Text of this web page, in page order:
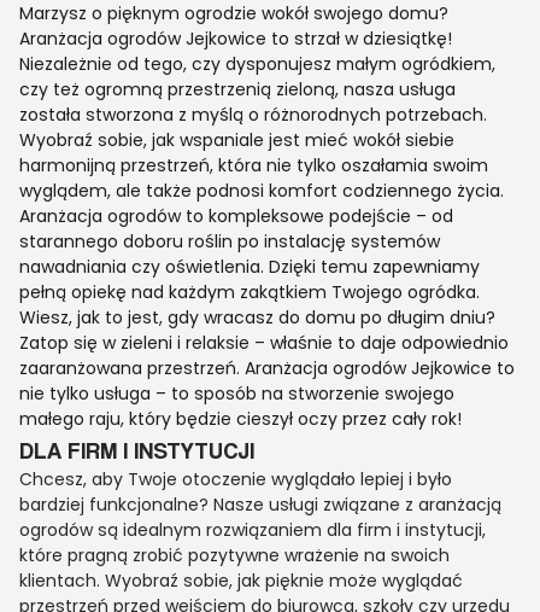
Marzysz o pięknym ogrodzie wokół swojego domu?
Aranżacja ogrodów Jejkowice to strzał w dziesiątkę!
Niezależnie od tego, czy dysponujesz małym ogródkiem,
czy też ogromną przestrzenią zieloną, nasza usługa
została stworzona z myślą o różnorodnych potrzebach.
Wyobraź sobie, jak wspaniale jest mieć wokół siebie
harmonijną przestrzeń, która nie tylko oszałamia swoim
wyglądem, ale także podnosi komfort codziennego życia.
Aranżacja ogrodów to kompleksowe podejście – od
starannego doboru roślin po instalację systemów
nawadniania czy oświetlenia. Dzięki temu zapewniamy
pełną opiekę nad każdym zakątkiem Twojego ogródka.
Wiesz, jak to jest, gdy wracasz do domu po długim dniu?
Zatop się w zieleni i relaksie – właśnie to daje odpowiednio
zaaranżowana przestrzeń. Aranżacja ogrodów Jejkowice to
nie tylko usługa – to sposób na stworzenie swojego
małego raju, który będzie cieszył oczy przez cały rok!
DLA FIRM I INSTYTUCJI
Chcesz, aby Twoje otoczenie wyglądało lepiej i było
bardziej funkcjonalne? Nasze usługi związane z aranżacją
ogrodów są idealnym rozwiązaniem dla firm i instytucji,
które pragną zrobić pozytywne wrażenie na swoich
klientach. Wyobraź sobie, jak pięknie może wyglądać
przestrzeń przed wejściem do biurowca, szkoły czy urzędu